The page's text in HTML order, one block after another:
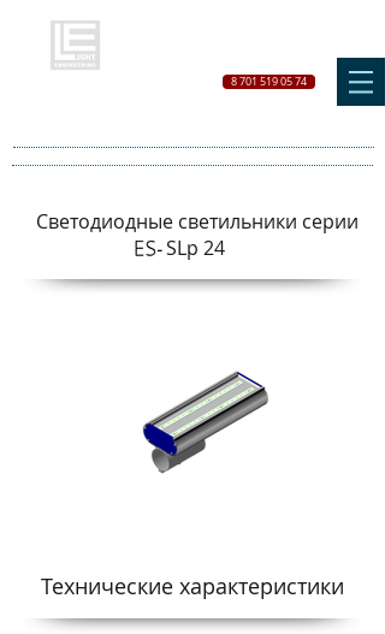
8 701 519 05 74
Светодиодные светильники серии
SLp 24
Технические характеристики​